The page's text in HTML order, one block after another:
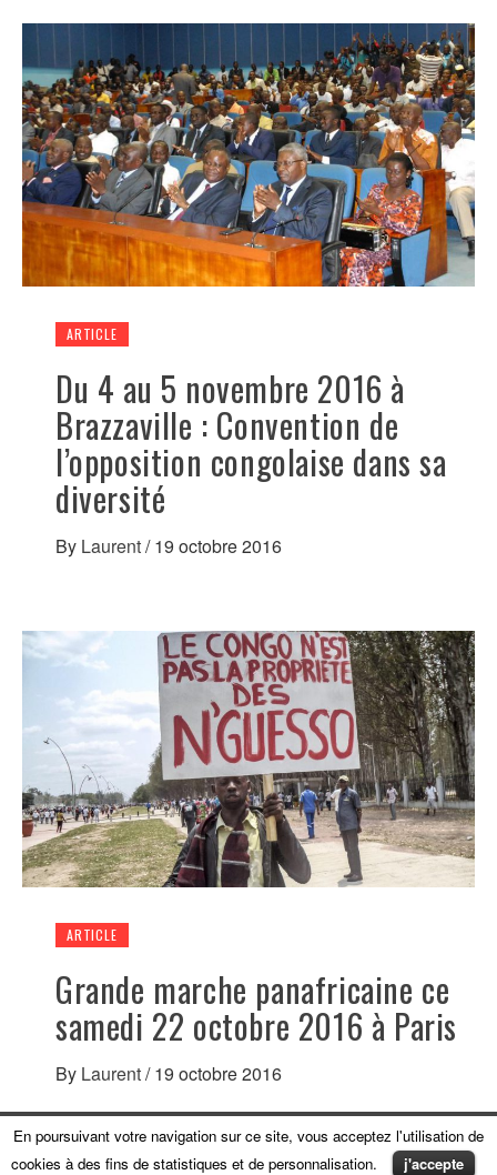
ARTICLE
Du 4 au 5 novembre 2016 à
Brazzaville : Convention de
l’opposition congolaise dans sa
diversité
By Laurent/ 19 octobre 2016
ARTICLE
Grande marche panafricaine ce
samedi 22 octobre 2016 à Paris
By Laurent/ 19 octobre 2016